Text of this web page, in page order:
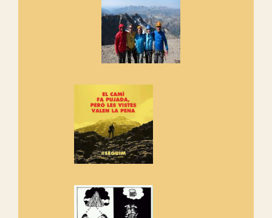
cosa hem de fer...
Els Centpeus signen el
Manifest a favor dels Camins
adhereix-te al manifest!
Rebem un diploma dels
Amics de Sant Aniol d'Aguja
Els Centpeus estem implicats
amb la recuperació del refugi i